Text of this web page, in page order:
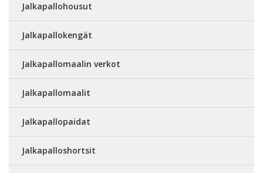
Jalkapallohousut
Jalkapallokengät
Jalkapallomaalin verkot
Jalkapallomaalit
Jalkapallopaidat
Jalkapalloshortsit